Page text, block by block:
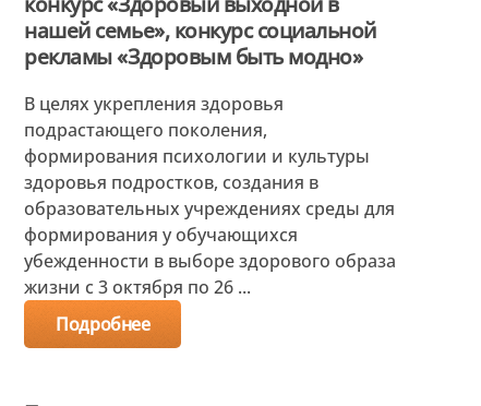
нашей семье», конкурс социальной
рекламы «Здоровым быть модно»
В целях укрепления здоровья
подрастающего поколения,
формирования психологии и культуры
здоровья подростков, создания в
образовательных учреждениях среды для
формирования у обучающихся
убежденности в выборе здорового образа
жизни с 3 октября по 26 ...
Подробнее